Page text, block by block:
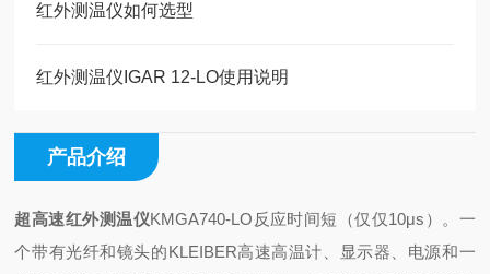
红外测温仪如何选型
红外测温仪IGAR 12-LO使用说明
产品介绍
超高速红外测温仪KMGA740-LO反应时间短（仅仅10μs）。一
个带有光纤和镜头的KLEIBER高速高温计、显示器、电源和一